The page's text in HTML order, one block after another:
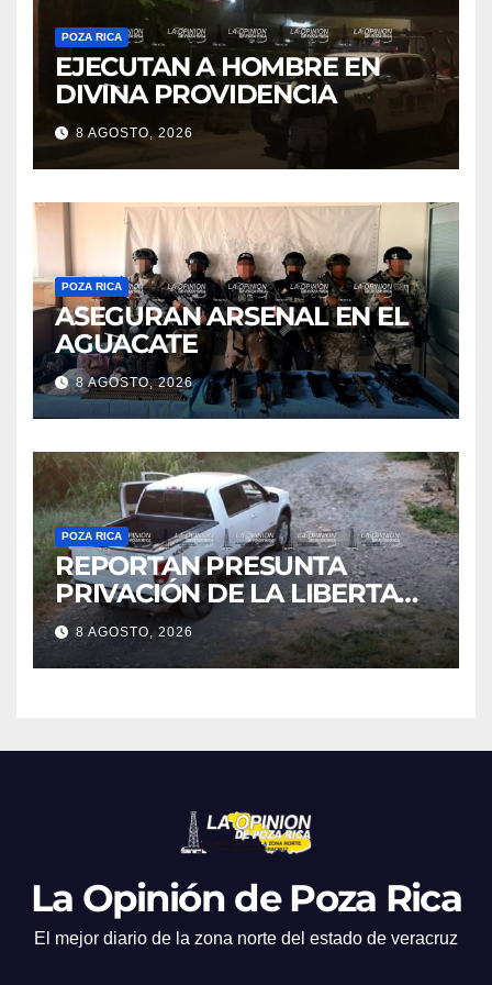
POZA RICA
EJECUTAN A HOMBRE EN
DIVINA PROVIDENCIA
8 AGOSTO, 2026
POZA RICA
ASEGURAN ARSENAL EN EL
AGUACATE
8 AGOSTO, 2026
POZA RICA
REPORTAN PRESUNTA
PRIVACIÓN DE LA LIBERTAD
DE DOS HOMBRES EN CERRO
AZUL; HORAS DESPUÉS
HABRÍAN SIDO LIBERADOS
8 AGOSTO, 2026
La Opinión de Poza Rica
El mejor diario de la zona norte del estado de veracruz